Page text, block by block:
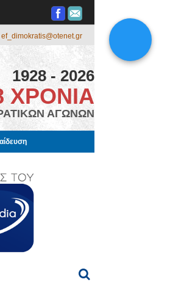
ef_dimokratis@otenet.gr
1928 - 2026
ΧΡΟΝΙΑ
ΑΓΩΝΩΝ